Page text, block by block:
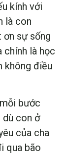
kính với
là con
ơn sự sống
chính là học
không điều
bước
dù con ở
của cha
qua bão